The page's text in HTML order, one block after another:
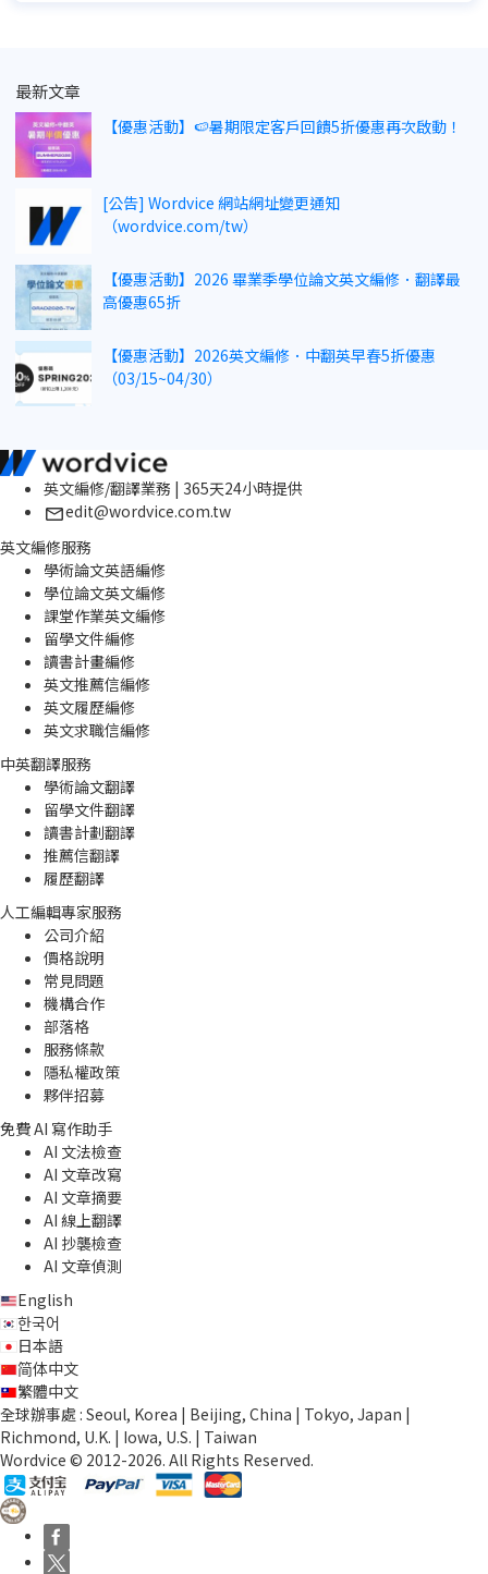
最新文章
【優惠活動】🍉暑期限定客戶回饋5折優惠再次啟動！
[公告] Wordvice 網站網址變更通知
（wordvice.com/tw）
【優惠活動】2026 畢業季學位論文英文編修．翻譯最
高優惠65折
【優惠活動】2026英文編修．中翻英早春5折優惠
（03/15~04/30）
英文編修/翻譯業務 | 365天24小時提供
edit@wordvice.com.tw
英文編修服務
學術論文英語編修
學位論文英文編修
課堂作業英文編修
留學文件編修
讀書計畫編修
英文推薦信編修
英文履歷編修
英文求職信編修
中英翻譯服務
學術論文翻譯
留學文件翻譯
讀書計劃翻譯
推薦信翻譯
履歷翻譯
人工編輯專家服務
公司介紹
價格說明
常見問題
機構合作
部落格
服務條款
隱私權政策
夥伴招募
免費 AI 寫作助手
AI 文法檢查
AI 文章改寫
AI 文章摘要
AI 線上翻譯
AI 抄襲檢查
AI 文章偵測
English
한국어
日本語
简体中文
繁體中文
全球辦事處 : Seoul, Korea | Beijing, China | Tokyo, Japan |
Richmond, U.K. | Iowa, U.S. | Taiwan
Wordvice © 2012-2026. All Rights Reserved.